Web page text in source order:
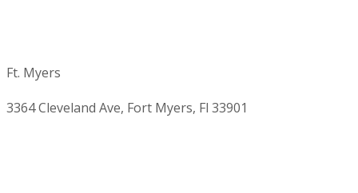
Ft. Myers
3364 Cleveland Ave, Fort Myers, Fl 33901